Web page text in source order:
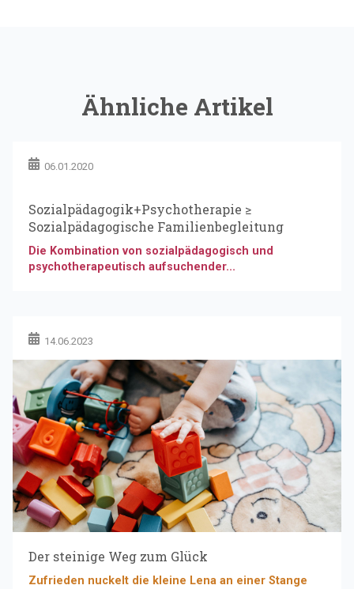
Ähnliche Artikel
06.01.2020
Sozialpädagogik+Psychotherapie ≥
Sozialpädagogische Familienbegleitung
Die Kombination von sozialpädagogisch und
psychotherapeutisch aufsuchender...
14.06.2023
Der steinige Weg zum Glück
Zufrieden nuckelt die kleine Lena an einer Stange